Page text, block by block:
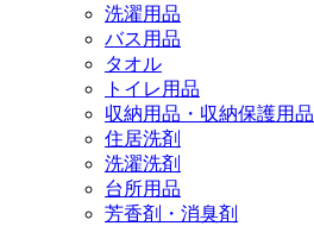
洗濯用品
バス用品
タオル
トイレ用品
収納用品・収納保護用品
住居洗剤
洗濯洗剤
台所用品
芳香剤・消臭剤